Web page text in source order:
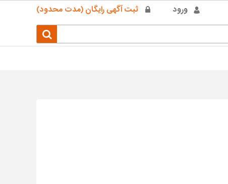
ورود ثبت آگهی رایگان (مدت محدود)